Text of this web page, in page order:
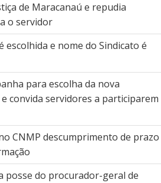
de Maracanaú e repudia
o servidor
escolhida e nome do Sindicato é
para escolha da nova
convida servidores a participarem
CNMP descumprimento de prazo
posse do procurador-geral de